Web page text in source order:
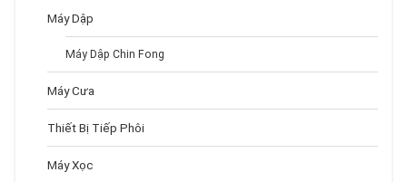
Máy Dập
Máy Dập Chin Fong
Máy Cưa
Thiết Bị Tiếp Phôi
Máy Xọc